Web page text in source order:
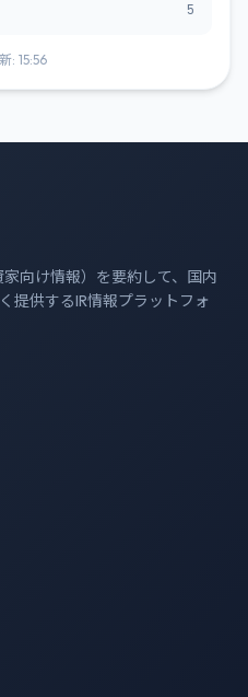
5
: 15:56
向け情報）を要約して、国内
提供するIR情報プラットフォ